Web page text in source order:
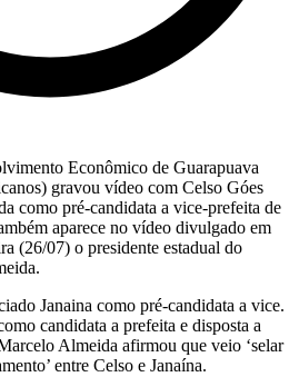
Econômico de Guarapuava
gravou vídeo com Celso Góes
como pré-candidata a vice-prefeita de
aparece no vídeo divulgado em
(26/07) o presidente estadual do
Janaina como pré-candidata a vice.
candidata a prefeita e disposta a
Almeida afirmou que veio ‘selar
entre Celso e Janaína.